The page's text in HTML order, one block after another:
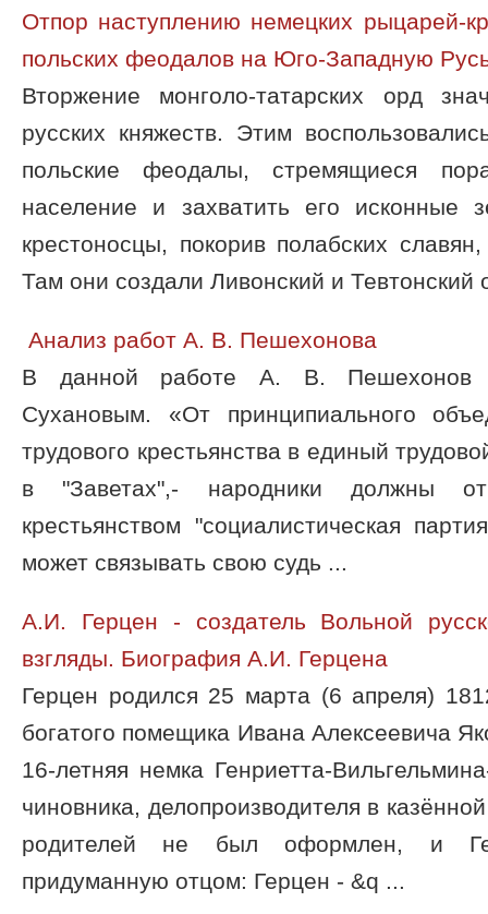
Отпор наступлению немецких рыцарей-
польских феодалов на Юго-Западную
Вторжение монголо-татарских орд
русских княжеств. Этим
польские феодалы, стремящиеся
население и захватить его исконные
крестоносцы, покорив полабских
Там они создали Ливонский и Тевтонский
Анализ работ А. В. Пешехонова
В данной работе А. В. Пешехонов
Сухановым. «От принципиального
трудового крестьянства в единый
в "Заветах",- народники должны
крестьянством "социалистическая
может связывать свою судь ...
А.И. Герцен - создатель Вольной
взгляды. Биография А.И. Герцена
Герцен родился 25 марта (6 апреля)
богатого помещика Ивана Алексеевича
16-летняя немка Генриетта-
чиновника, делопроизводителя в
родителей не был оформлен, и
придуманную отцом: Герцен - &q ...